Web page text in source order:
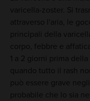
varicella-zoster. Si
attraverso l'aria, le
principali della
corpo, febbre e
1 a 2 giorni prima
quando tutto il rash
può essere grave
probabile che lo sia